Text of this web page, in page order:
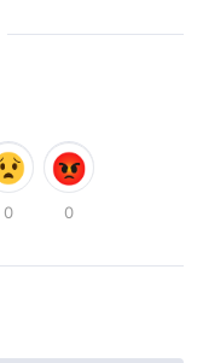
0 0